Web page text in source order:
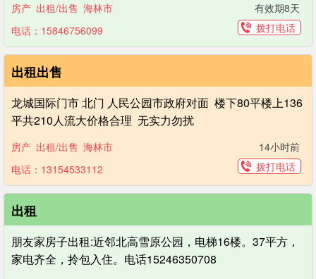
房产 出租/出售 海林市
有效期8天
电话：15846756099
拨打电话
出租出售
龙城国际门市 北门 人民公园市政府对面 楼下80平楼上136
平共210人流大价格合理 无实力勿扰
房产 出租/出售 海林市
14小时前
电话：13154533112
拨打电话
出租
朋友家房子出租:近邻北高雪原公园，电梯16楼。37平方，
家电齐全，拎包入住。电话15246350708